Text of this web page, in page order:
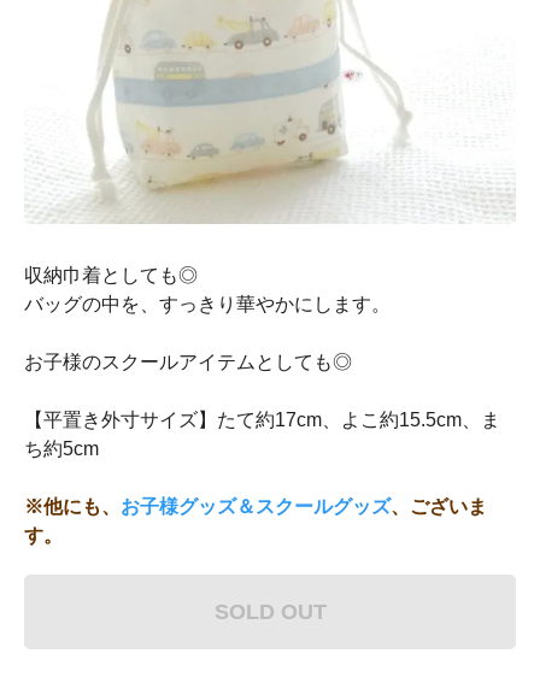
収納巾着としても◎
バッグの中を、すっきり華やかにします。
お子様のスクールアイテムとしても◎
【平置き外寸サイズ】たて約17cm、よこ約15.5cm、ま
ち約5cm
※他にも、 お子様グッズ＆スクールグッズ、ございま
す。
SOLD OUT